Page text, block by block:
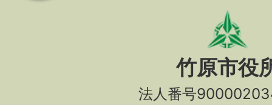
竹原市役
法人番号